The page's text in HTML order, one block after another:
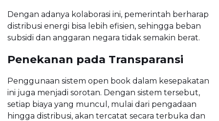
Dengan adanya kolaborasi ini, pemerintah berharap
distribusi energi bisa lebih efisien, sehingga beban
subsidi dan anggaran negara tidak semakin berat.
Penekanan pada Transparansi
Penggunaan sistem open book dalam kesepakatan
ini juga menjadi sorotan. Dengan sistem tersebut,
setiap biaya yang muncul, mulai dari pengadaan
hingga distribusi, akan tercatat secara terbuka dan